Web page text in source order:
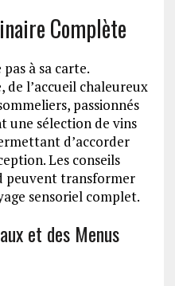
Complète
à sa carte.
de l’accueil chaleureux
passionnés
une sélection de vins
d’accorder
Les conseils
peuvent transformer
sensoriel complet.
et des Menus